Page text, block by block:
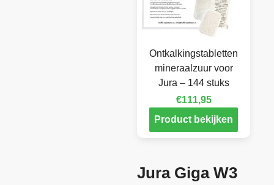
Ontkalkingstabletten
mineraalzuur voor
Jura – 144 stuks
€111,95
Product bekijken
Jura Giga W3